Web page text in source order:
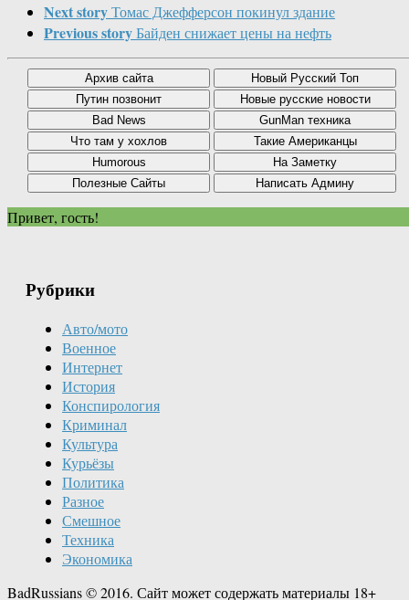
Next storyТомас Джефферсон покинул здание
Previous storyБайден снижает цены на нефть
Привет, гость!
Рубрики
Авто/мото
Военное
Интернет
История
Конспирология
Криминал
Культура
Курьёзы
Политика
Разное
Смешное
Техника
Экономика
BadRussians © 2016. Сайт может содержать материалы 18+